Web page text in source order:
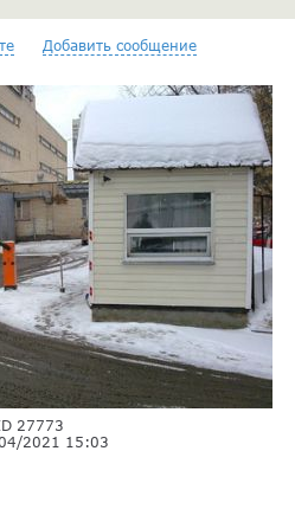
Добавить сообщение
27773
2021 15:03